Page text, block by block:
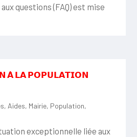
questions (FAQ) est mise
𝗔̀ 𝗟𝗔 𝗣𝗢𝗣𝗨𝗟𝗔𝗧𝗜𝗢𝗡
, Aides, Mairie, Population,
exceptionnelle liée aux